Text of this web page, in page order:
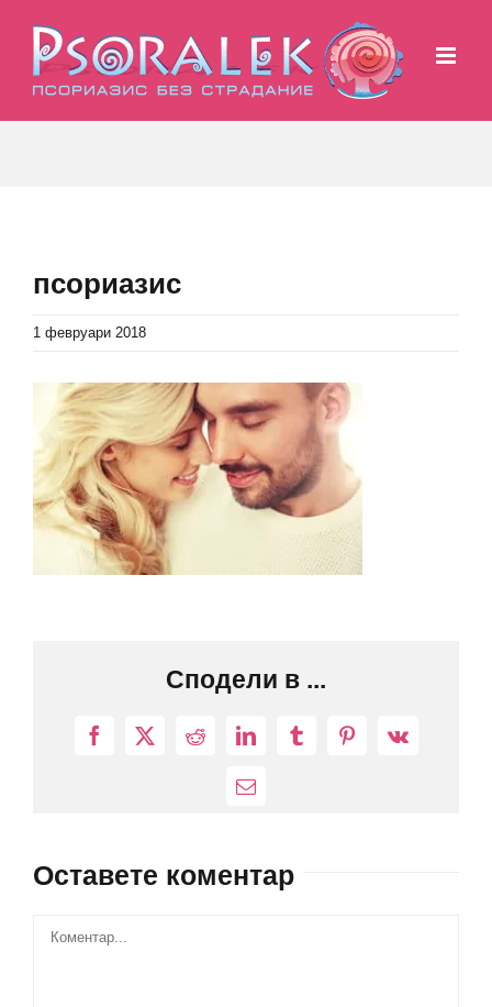
content
псориазис
1 февруари 2018
Сподели в ...
Facebook
X RedditLinkedInTumblrPinterest
Vk
Електронна
Оставете коментар